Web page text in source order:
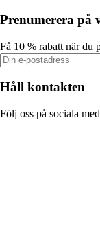
Prenumerera på
Få 10 % rabatt när du
Håll kontakten
Följ oss på sociala